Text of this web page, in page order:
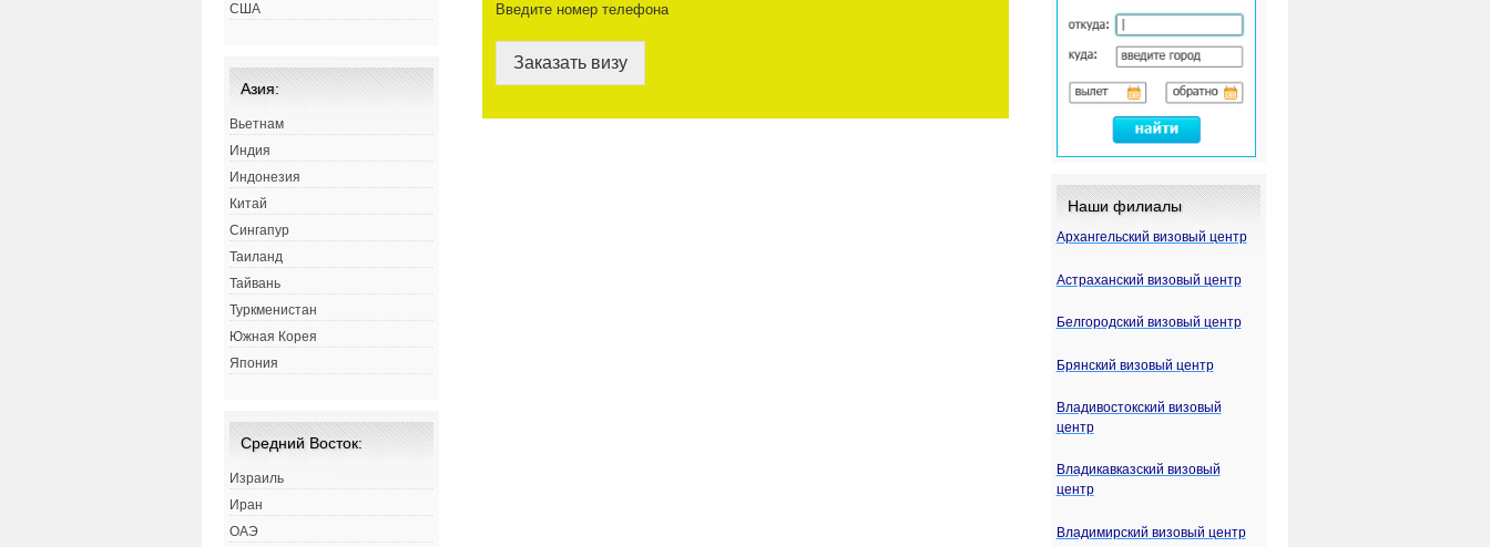
Введите номер телефона
Заказать визу
США
Азия:
Вьетнам
Индия
Индонезия
Китай
Сингапур
Таиланд
Тайвань
Туркменистан
Южная Корея
Япония
Средний Восток:
Израиль
Иран
ОАЭ
Наши филиалы
Архангельский визовый центр
Астраханский визовый центр
Белгородский визовый центр
Брянский визовый центр
Владивостокский визовый
центр
Владикавказский визовый
центр
Владимирский визовый центр